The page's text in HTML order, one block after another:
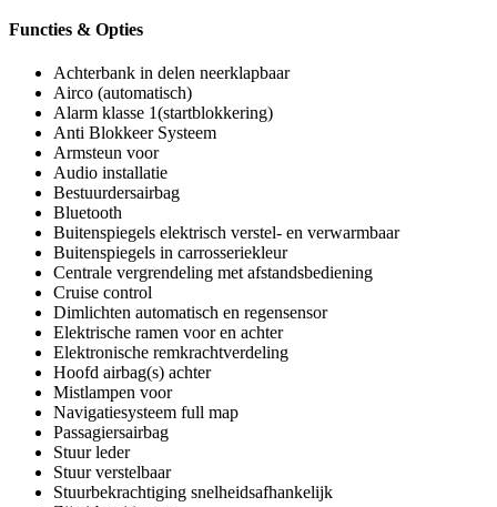
Functies & Opties
Achterbank in delen neerklapbaar
Airco (automatisch)
Alarm klasse 1(startblokkering)
Anti Blokkeer Systeem
Armsteun voor
Audio installatie
Bestuurdersairbag
Bluetooth
Buitenspiegels elektrisch verstel- en verwarmbaar
Buitenspiegels in carrosseriekleur
Centrale vergrendeling met afstandsbediening
Cruise control
Dimlichten automatisch en regensensor
Elektrische ramen voor en achter
Elektronische remkrachtverdeling
Hoofd airbag(s) achter
Mistlampen voor
Navigatiesysteem full map
Passagiersairbag
Stuur leder
Stuur verstelbaar
Stuurbekrachtiging snelheidsafhankelijk